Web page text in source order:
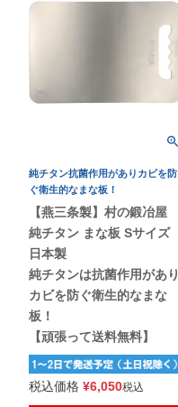
純チタン抗菌作用がありカビを防
ぐ衛生的なまな板！
【燕三条製】村の鍛冶屋
純チタン まな板 Sサイズ
日本製
純チタンは抗菌作用があり
カビを防ぐ衛生的なまな
板！
【頑張って送料無料】
税込価格 ¥6,050税込